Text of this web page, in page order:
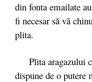
din fonta emailate
fi necesar să vă
plita.
Plita aragazului
dispune de o putere